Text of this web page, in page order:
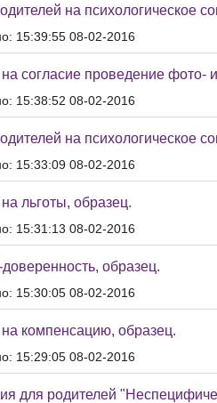
на психологическое
15:39:55 08-02-2016
согласие проведение фото-
15:38:52 08-02-2016
на психологическое
15:33:09 08-02-2016
льготы, образец.
15:31:13 08-02-2016
образец.
15:30:05 08-02-2016
компенсацию, образец.
15:29:05 08-02-2016
для родителей